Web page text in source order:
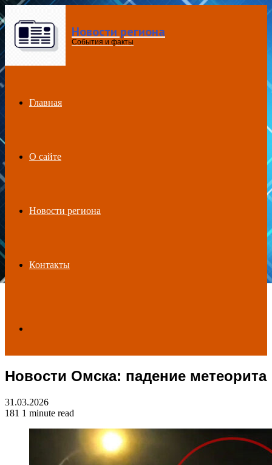
Menu Новости региона
События и факты
Главная
О сайте
Новости региона
Контакты
for
Новости Омска: падение метеорита
31.03.2026
181 1 minute read